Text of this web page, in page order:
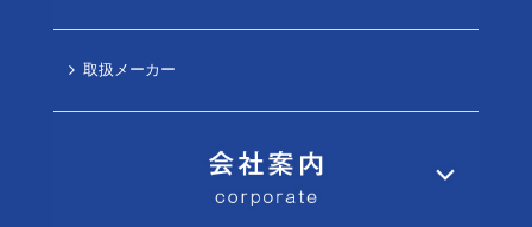
取扱メーカー